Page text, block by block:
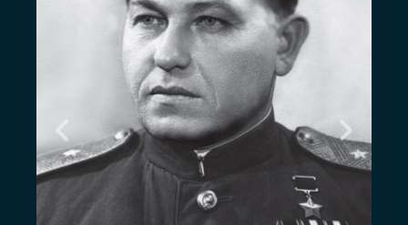
Предыдущий